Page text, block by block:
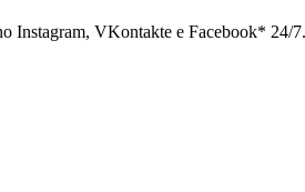
Instagram, VKontakte e Facebook* 24/7.